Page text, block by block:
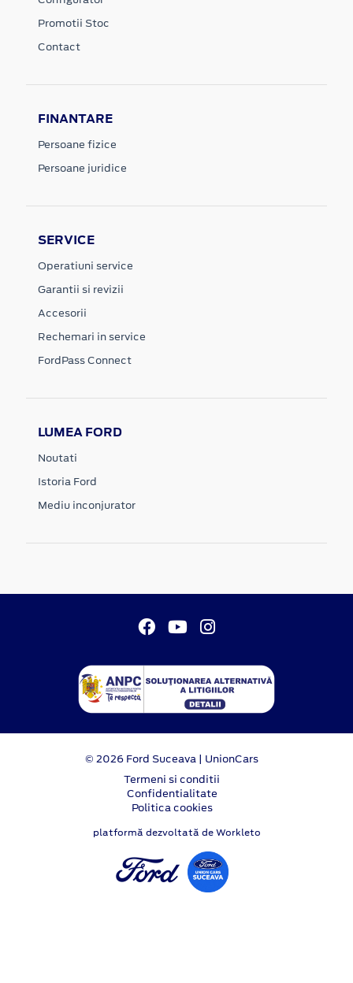
Promotii Stoc
Contact
FINANTARE
Persoane fizice
Persoane juridice
SERVICE
Operatiuni service
Garantii si revizii
Accesorii
Rechemari in service
FordPass Connect
LUMEA FORD
Noutati
Istoria Ford
Mediu inconjurator
© 2026 Ford Suceava | UnionCars
Termeni si conditii
Confidentialitate
Politica cookies
platformă dezvoltată de Workleto